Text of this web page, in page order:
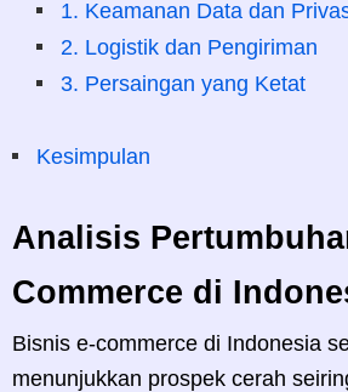
1. Keamanan Data dan
2. Logistik dan Pengiriman
3. Persaingan yang Ketat
Kesimpulan
Analisis
Commerce di
Bisnis e-commerce di Indonesia
menunjukkan prospek cerah